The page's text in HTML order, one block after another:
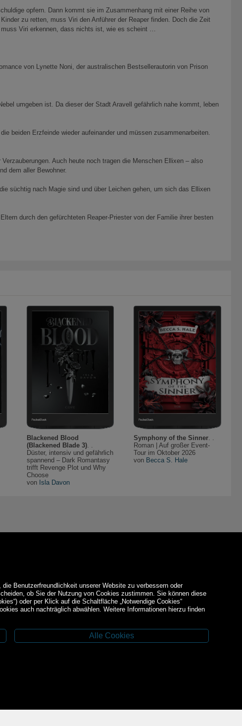
opfern. Dann kommt sie im Zusammenhang mit einer Reihe von
zu retten, muss Viri den Anführer der Reaper finden. Doch die Zeit
Viri erkennen, dass nichts ist, wie es scheint …
von Lynette Noni, der australischen Bestsellerautorin von Prison
umgeben ist. Da dieser der Stadt Aravell gefährlich nahe kommt, leben
beiden Erzfeinde wieder aufeinander und müssen zusammenarbeiten.
Auch heute noch tragen die Menschen Ellixen – also
dem aller Bewohner.
süchtig nach Magie sind und über Leichen gehen, um sich das Ellixen
durch den gefürchteten Reaper-Priester von der Familie ihrer besten
Blackened Blood
(Blackened Blade 3). .
Düster, intensiv und gefährlich
spannend – Dark Romantasy
trifft Revenge Plot und Why
Choose
von Isla Davon
Symphony of the Sinner. .
Roman | Auf großer Event-
Tour im Oktober 2026
von Becca S. Hale
Facebook
Benutzerfreundlichkeit unserer Website zu verbessern oder
ob Sie der Nutzung von Cookies zustimmen. Sie können diese
oder per Klick auf die Schaltfläche „Notwendige Cookies“
auch nachträglich abwählen. Weitere Informationen hierzu finden
Alle Cookies